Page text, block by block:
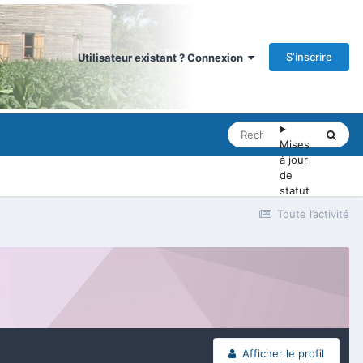
Utilisateur existant ? Connexion S’inscrire
Mises
à jour
de
statut
Toute l’activité
Afficher le profil